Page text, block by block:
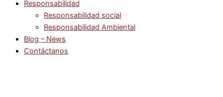
Responsabilidad
Responsabilidad social
Responsabilidad Ambiental
Blog – News
Contáctanos